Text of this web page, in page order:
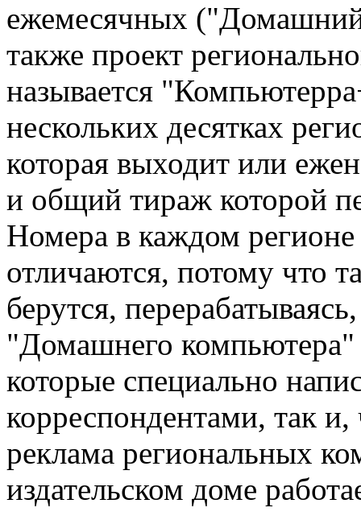
ежемесячных
также проект
называется
нескольких десятках
которая выходит или
и общий тираж которой
Номера в каждом регионе
отличаются, потому что
берутся,
"Домашнего компьютера"
которые специально
корреспондентами, так и,
реклама региональных
издательском доме